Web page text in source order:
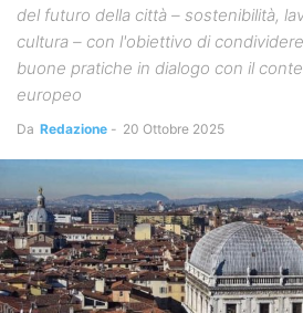
del futuro della città – sostenibilità,
cultura – con l'obiettivo di
buone pratiche in dialogo con il
europeo
Da Redazione - 20 Ottobre 2025